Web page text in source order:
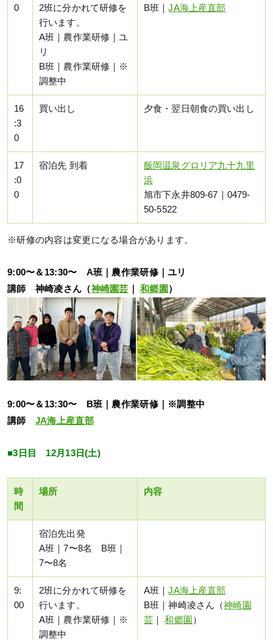
0
2班に分かれて研修を
行います。
A班｜農作業研修｜ユ
リ
B班｜農作業研修｜※
調整中
B班｜JA海上産直部
16
:3
0
買い出し 夕食・翌日朝食の買い出し
17
:0
0
宿泊先 到着
飯岡温泉グロリア九十九里
浜
旭市下永井809-67｜0479-
50-5522
※研修の内容は変更になる場合があります。
9:00〜＆13:30〜 A班｜農作業研修｜ユリ
講師 神崎凌さん（神崎園芸 ｜和郷園 ）
9:00〜＆13:30〜 B班｜農作業研修｜※調整中
講師 JA海上産直部
■3日目 12月13日(土)
時
間
場所 内容
宿泊先出発
A班｜7〜8名 B班｜
7〜8名
9:
00
2班に分かれて研修を
行います。
A班｜農作業研修｜※
調整中
A班｜JA海上産直部
B班｜神崎凌さん（神崎園
芸 ｜和郷園 ）